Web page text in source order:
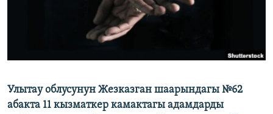
Улытау облусунун Жезказган шаарындагы №62
абакта 11 кызматкер камактагы адамдарды